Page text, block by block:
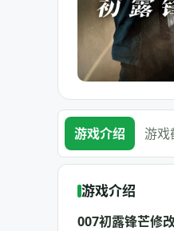
游戏介绍 游戏
游戏介绍
007初露锋芒修